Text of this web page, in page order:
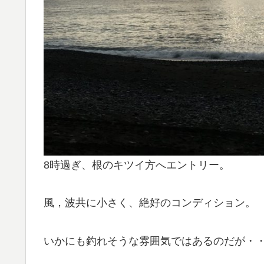
8時過ぎ、根のキツイ方へエントリー。
風，波共に小さく、絶好のコンディション。
いかにも釣れそうな雰囲気ではあるのだが・